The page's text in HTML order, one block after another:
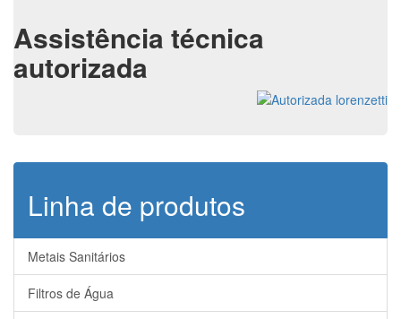
Assistência técnica
autorizada
Linha de produtos
Metais Sanitários
Filtros de Água